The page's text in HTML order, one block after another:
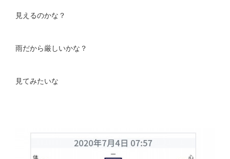
見えるのかな？
雨だから厳しいかな？
見てみたいな